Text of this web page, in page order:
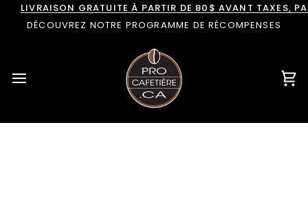
Passer
contenu
LIVRAISON GRATUITE À PARTIR DE 80$ AVANT TAXES,
DÉCOUVREZ NOTRE PROGRAMME DE RÉCOMPENSES